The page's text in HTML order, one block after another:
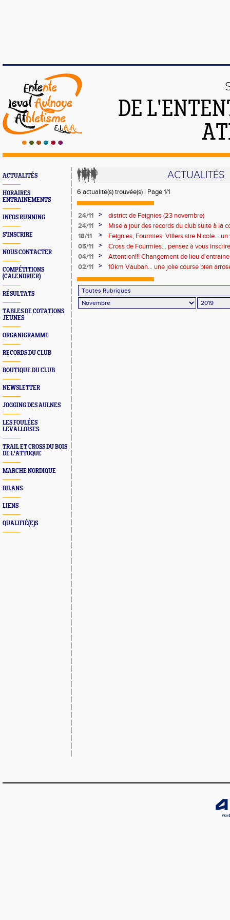
DE
ACTUALITÉS
HORAIRES
ENTRAINEMENTS
INFOS RUNNING
S'INSCRIRE
NOUS CONTACTER
COMPÉTITIONS
(CALENDRIER)
RÉSULTATS
TABLES DE COTATIONS
JEUNES
ORGANIGRAMME
RECORDS DU CLUB
BOUTIQUE DU CLUB
NEWSLETTER
JOGGING DES AULNES
LES FOULÉES
LEVALLOISES
TRAIL ET CROSS DU BOIS
DE L'ATTOQUE
MARCHE NORDIQUE
BILANS
LIENS
QUALIFIÉ(E)S
ACTUALITÉS
6 actualité(s) trouvée(s) | Page 1/1
24/11 >
district de Feignies (23 novembre)
24/11
>
Mise à jour des records du club suite à la
18/11
>
Feignies, Fourmies, Villers sire Nicole...
05/11
>
Cross de Fourmies... pensez à vous
04/11
>
Attention!!! Changement de lieu
mercredi
02/11 > 10km Vauban... une jolie course bien